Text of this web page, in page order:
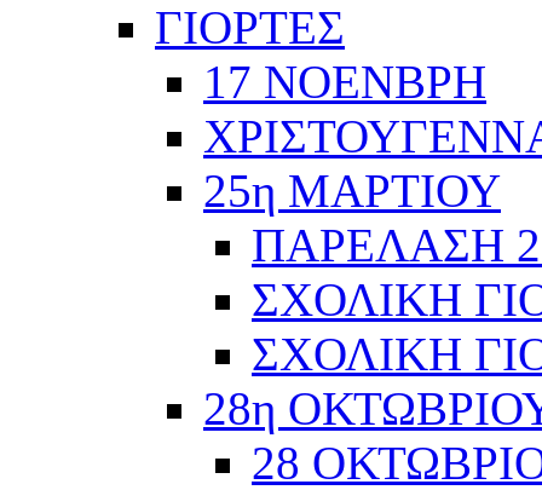
ΓΙΟΡΤΕΣ
17 ΝΟΕΝΒΡΗ
25η ΜΑΡΤΙΟΥ
ΠΑΡΕΛΑΣΗ
ΣΧΟΛΙΚΗ
ΣΧΟΛΙΚΗ
28η
28